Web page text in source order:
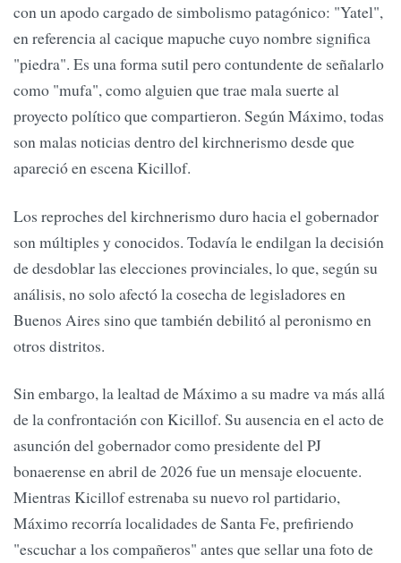
con un apodo cargado de simbolismo patagónico: "Yatel",
en referencia al cacique mapuche cuyo nombre significa
"piedra". Es una forma sutil pero contundente de señalarlo
como "mufa", como alguien que trae mala suerte al
proyecto político que compartieron. Según Máximo, todas
son malas noticias dentro del kirchnerismo desde que
apareció en escena Kicillof.
Los reproches del kirchnerismo duro hacia el gobernador
son múltiples y conocidos. Todavía le endilgan la decisión
de desdoblar las elecciones provinciales, lo que, según su
análisis, no solo afectó la cosecha de legisladores en
Buenos Aires sino que también debilitó al peronismo en
otros distritos.
Sin embargo, la lealtad de Máximo a su madre va más allá
de la confrontación con Kicillof. Su ausencia en el acto de
asunción del gobernador como presidente del PJ
bonaerense en abril de 2026 fue un mensaje elocuente.
Mientras Kicillof estrenaba su nuevo rol partidario,
Máximo recorría localidades de Santa Fe, prefiriendo
"escuchar a los compañeros" antes que sellar una foto de